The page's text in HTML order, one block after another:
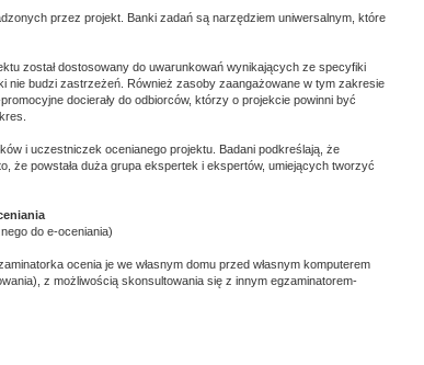
przez projekt. Banki zadań są narzędziem uniwersalnym, które
został dostosowany do uwarunkowań wynikających ze specyfiki
nie budzi zastrzeżeń. Również zasoby zaangażowane w tym zakresie
docierały do odbiorców, którzy o projekcie powinni być
i uczestniczek ocenianego projektu. Badani podkreślają, że
że powstała duża grupa ekspertek i ekspertów, umiejących tworzyć
do e-oceniania)
ocenia je we własnym domu przed własnym komputerem
z możliwością skonsultowania się z innym egzaminatorem-